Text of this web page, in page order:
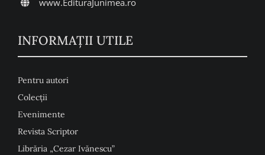
www.EdituraJunimea.ro
INFORMAŢII UTILE
Pentru autori
Colecţii
Evenimente
Revista Scriptor
Librăria „Cezar Ivănescu”